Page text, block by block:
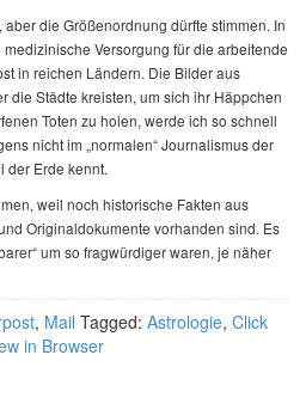
aber die Größenordnung dürfte stimmen. In
Versorgung für die arbeitende
in reichen Ländern. Die Bilder aus
die Städte kreisten, um sich ihr Häppchen
Toten zu holen, werde ich so schnell
nicht im „normalen“ Journalismus der
der Erde kennt.
weil noch historische Fakten aus
Originaldokumente vorhanden sind. Es
um so fragwürdiger waren, je näher
, Mail Tagged: Astrologie, Click
in Browser